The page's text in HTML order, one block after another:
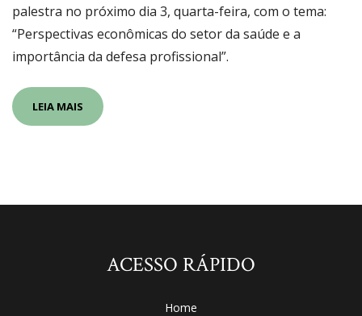
palestra no próximo dia 3, quarta-feira, com o tema:
“Perspectivas econômicas do setor da saúde e a
importância da defesa profissional”.
LEIA MAIS
ACESSO RÁPIDO
Home